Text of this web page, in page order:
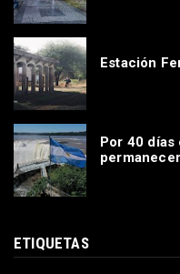
Estación
Por 40 días
ETIQUETAS